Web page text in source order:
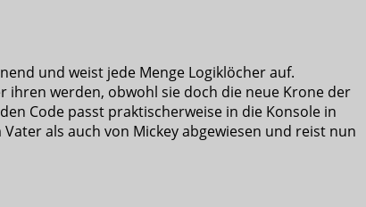
und weist jede Menge Logiklöcher auf.
ihren werden, obwohl sie doch die neue Krone der
Code passt praktischerweise in die Konsole in
als auch von Mickey abgewiesen und reist nun